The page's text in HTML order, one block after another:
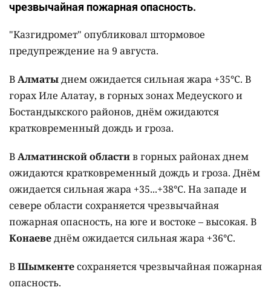
чрезвычайная пожарная опасность.
"Казгидромет" опубликовал штормовое
предупреждение на 9 августа.
ВАлматыднем ожидается сильная жара +35°C. В
горах Иле Алатау, в горных зонах Медеуского и
Бостандыкского районов, днём ожидаются
кратковременный дождь и гроза.
ВАлматинской областив горных районах днем
ожидаются кратковременный дождь и гроза. Днём
ожидается сильная жара +35...+38°C. На западе и
севере области сохраняется чрезвычайная
пожарная опасность, на юге и востоке – высокая. В
Конаеведнём ожидается сильная жара +36°C.
ВШымкентесохраняется чрезвычайная пожарная
опасность.